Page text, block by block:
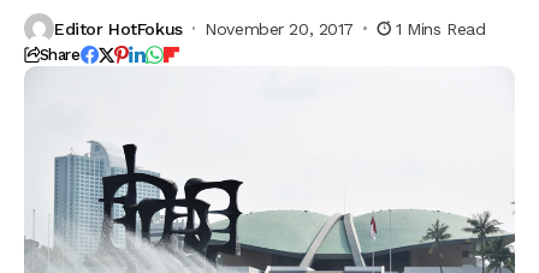
Editor HotFokus November 20, 2017 1 Mins Read
Share